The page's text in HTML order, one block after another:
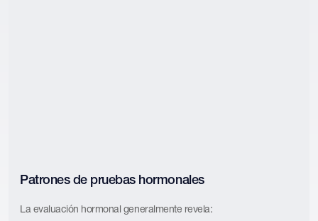
Patrones de pruebas hormonales
La evaluación hormonal generalmente revela: